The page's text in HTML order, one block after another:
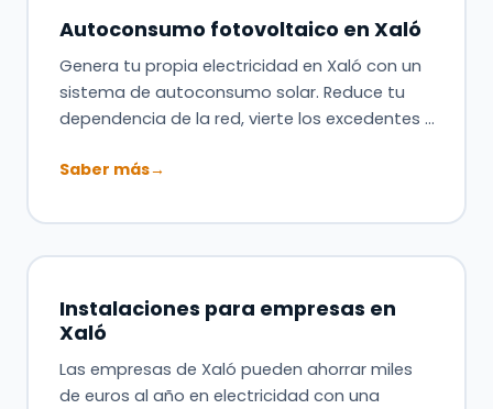
Autoconsumo fotovoltaico en Xaló
Genera tu propia electricidad en Xaló con un
sistema de autoconsumo solar. Reduce tu
dependencia de la red, vierte los excedentes …
Saber más→
Instalaciones para empresas en
Xaló
Las empresas de Xaló pueden ahorrar miles
de euros al año en electricidad con una